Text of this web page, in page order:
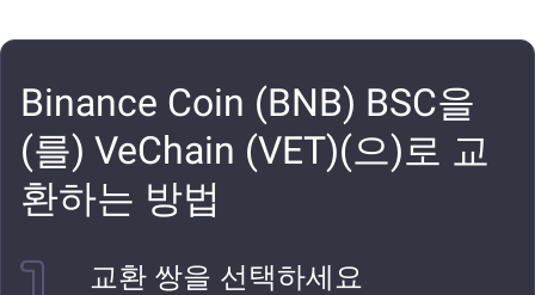
Binance Coin (BNB) BSC을
(를) VeChain (VET)(으)로 교
환하는 방법
교환 쌍을 선택하세요